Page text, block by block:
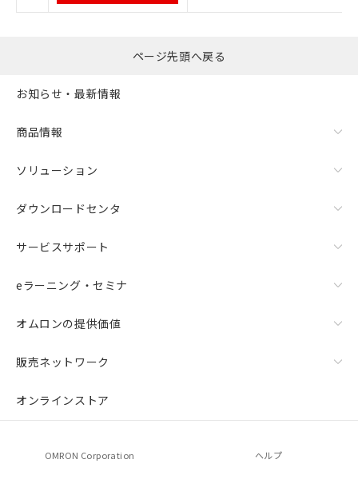
ページ先頭へ戻る
お知らせ・最新情報
商品情報
ソリューション
ダウンロードセンタ
サービスサポート
eラーニング・セミナ
オムロンの提供価値
販売ネットワーク
オンラインストア
OMRON Corporation ヘルプ